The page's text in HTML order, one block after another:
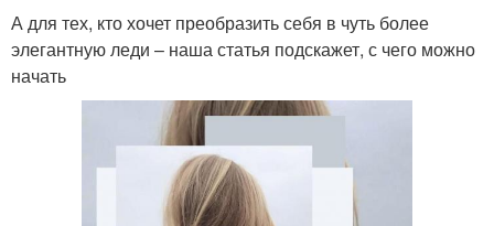
А для тех, кто хочет преобразить себя в чуть более
элегантную леди – наша статья подскажет, с чего можно
начать